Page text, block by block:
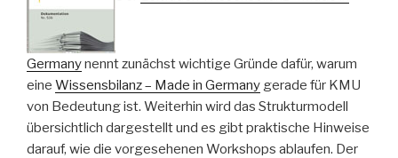
Germanynennt zunächst wichtige Gründe dafür, warum
eine Wissensbilanz – Made in Germany gerade für KMU
von Bedeutung ist. Weiterhin wird das Strukturmodell
übersichtlich dargestellt und es gibt praktische Hinweise
darauf, wie die vorgesehenen Workshops ablaufen. Der